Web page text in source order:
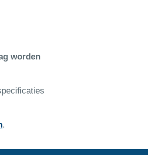
worden
.